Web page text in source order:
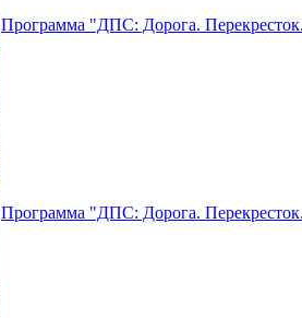
Программа "ДПС: Дорога.
Программа "ДПС: Дорога.